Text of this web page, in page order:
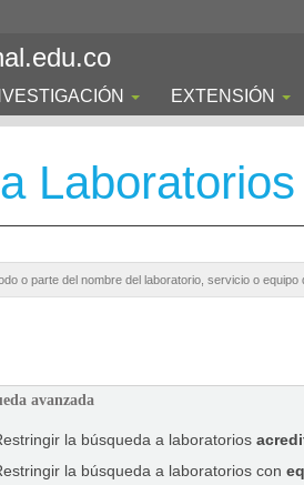
EXTENSIÓN
Laboratorios
avanzada
la búsqueda a laboratorios
la búsqueda a laboratorios con